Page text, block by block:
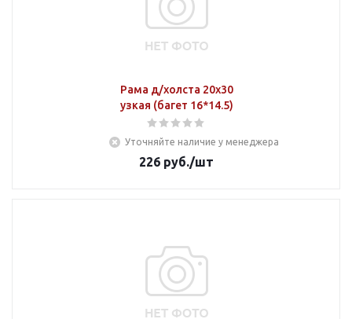
Рама д/холста 20х30
узкая (багет 16*14.5)
Уточняйте наличие у менеджера
226 руб./шт